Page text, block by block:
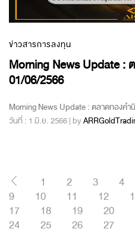
ข่าวสารการลงทุน
Morning News Update :
01/06/2566
Morning News Update : ตลาดทองคำ
วันที่ : 1 มิ.ย. 2566 | by
1 2 3 4
9
10 11 12
17
18 19 20
24
25 26 27